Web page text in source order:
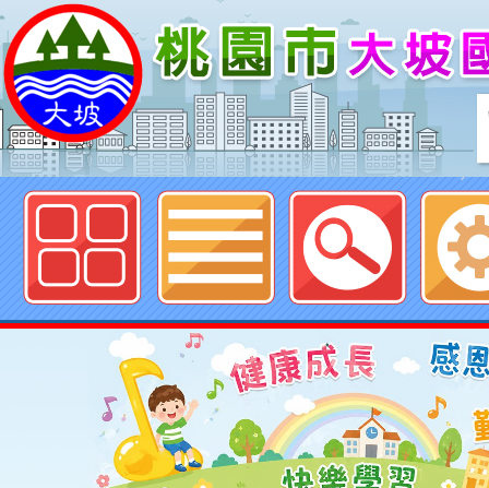
歡迎參觀：桃園市大坡國民小學網